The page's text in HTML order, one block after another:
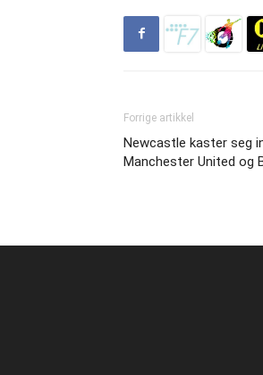
Forrige artikkel
Newcastle kaster seg
Manchester United og